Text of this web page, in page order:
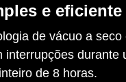
e eficiente
de vácuo a seco
interrupções durante
inteiro de 8 horas.